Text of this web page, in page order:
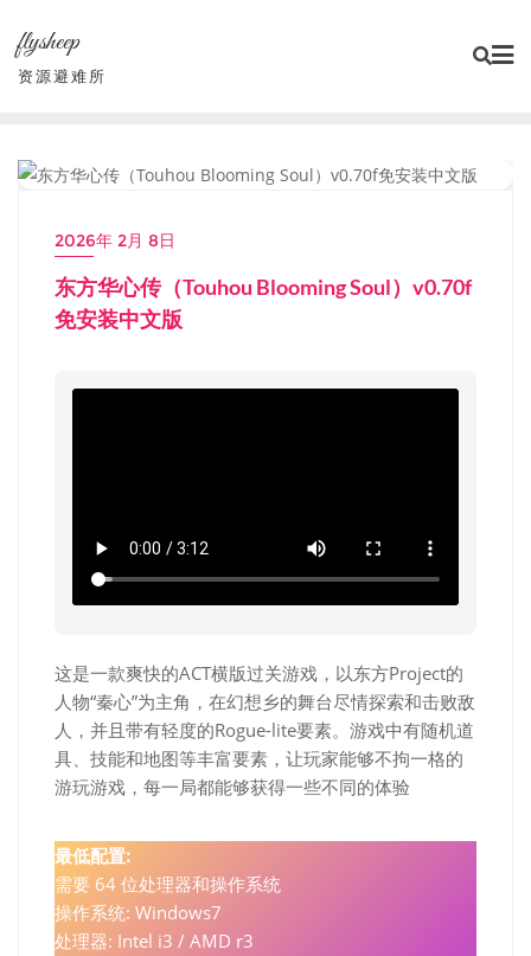
content
flysheep
资源避难所
2026年 2月 8日
东方华心传（Touhou Blooming Soul）v0.70f
免安装中文版
这是一款爽快的ACT横版过关游戏，以东方Project的
人物“秦心”为主角，在幻想乡的舞台尽情探索和击败敌
人，并且带有轻度的Rogue-lite要素。游戏中有随机道
具、技能和地图等丰富要素，让玩家能够不拘一格的
游玩游戏，每一局都能够获得一些不同的体验
最低配置:
需要 64 位处理器和操作系统
操作系统: Windows7
处理器: Intel i3 / AMD r3